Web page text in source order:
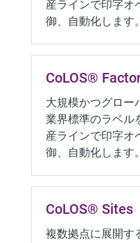
産ラインで印字オ
御、自動化します。
CoLOS®
大規模かつグロー
業界標準のラベル
産ラインで印字オ
御、自動化します。
CoLOS® Sites
複数拠点に展開す